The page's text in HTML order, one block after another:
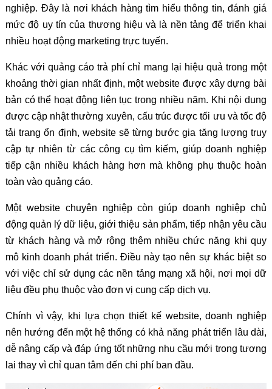
nghiệp. Đây là nơi khách hàng tìm hiểu thông tin, đánh giá
mức độ uy tín của thương hiệu và là nền tảng để triển khai
nhiều hoạt động marketing trực tuyến.
Khác với quảng cáo trả phí chỉ mang lại hiệu quả trong một
khoảng thời gian nhất định, một website được xây dựng bài
bản có thể hoạt động liên tục trong nhiều năm. Khi nội dung
được cập nhật thường xuyên, cấu trúc được tối ưu và tốc độ
tải trang ổn định, website sẽ từng bước gia tăng lượng truy
cập tự nhiên từ các công cụ tìm kiếm, giúp doanh nghiệp
tiếp cận nhiều khách hàng hơn mà không phụ thuộc hoàn
toàn vào quảng cáo.
Một website chuyên nghiệp còn giúp doanh nghiệp chủ
động quản lý dữ liệu, giới thiệu sản phẩm, tiếp nhận yêu cầu
từ khách hàng và mở rộng thêm nhiều chức năng khi quy
mô kinh doanh phát triển. Điều này tạo nên sự khác biệt so
với việc chỉ sử dụng các nền tảng mạng xã hội, nơi mọi dữ
liệu đều phụ thuộc vào đơn vị cung cấp dịch vụ.
Chính vì vậy, khi lựa chọn thiết kế website, doanh nghiệp
nên hướng đến một hệ thống có khả năng phát triển lâu dài,
dễ nâng cấp và đáp ứng tốt những nhu cầu mới trong tương
lai thay vì chỉ quan tâm đến chi phí ban đầu.